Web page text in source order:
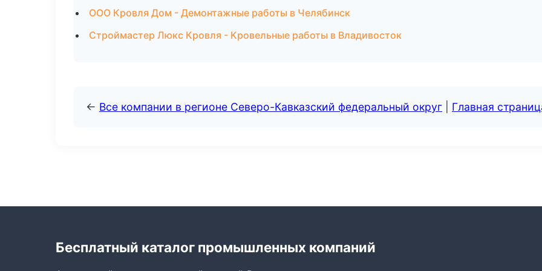
ООО Кровля Дом - Демонтажные работы в Челябинск
Строймастер Люкс Кровля - Кровельные работы в Владивосток
← Все компании в регионе Северо-Кавказский федеральный округ Главная
Бесплатный каталог промышленных компаний